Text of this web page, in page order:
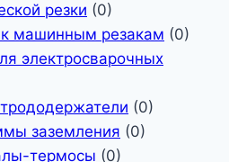
резки (0)
машинным резакам (0)
электросварочных
(0)
заземления (0)
термосы (0)